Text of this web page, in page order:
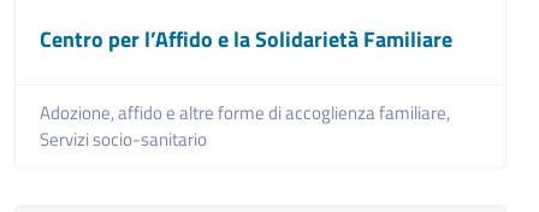
Centro per l’Affido e la Solidarietà Familiare
Adozione, affido e altre forme di accoglienza familiare,
Servizi socio-sanitario